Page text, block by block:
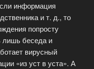
информация
и т. д., то
попросту
лишь беседа и
вирусный
«из уст в уста». А